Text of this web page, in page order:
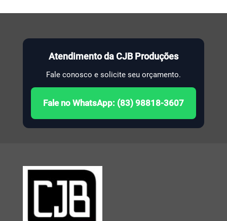
Atendimento da CJB Produções
Fale conosco e solicite seu orçamento.
Fale no WhatsApp: (83) 98818-3607